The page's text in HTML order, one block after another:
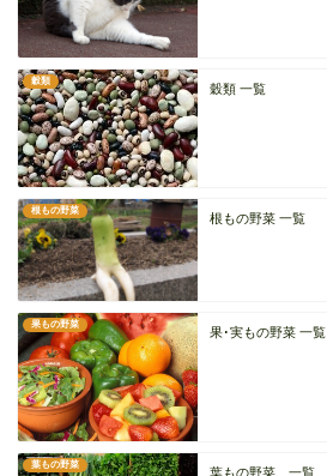
穀類
穀類 一覧
根もの野菜
根もの野菜 一覧
果もの野菜
果･実もの野菜 一覧
葉もの野菜
葉もの野菜 一覧